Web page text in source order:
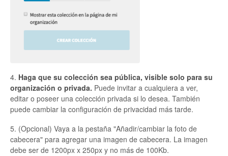
4. Haga que su colección sea pública, visible solo para su
organización o privada. Puede invitar a cualquiera a ver,
editar o poseer una colección privada si lo desea. También
puede cambiar la configuración de privacidad más tarde.
5. (Opcional) Vaya a la pestaña "Añadir/cambiar la foto de
cabecera" para agregar una imagen de cabecera. La imagen
debe ser de 1200px x 250px y no más de 100Kb.